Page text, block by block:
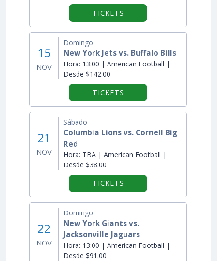
TICKETS
15
NOV
Domingo
New York Jets vs. Buffalo Bills
Hora: 13:00 | American Football |
Desde $142.00
TICKETS
21
NOV
Sábado
Columbia Lions vs. Cornell Big
Red
Hora: TBA | American Football |
Desde $38.00
TICKETS
22
NOV
Domingo
New York Giants vs.
Jacksonville Jaguars
Hora: 13:00 | American Football |
Desde $91.00